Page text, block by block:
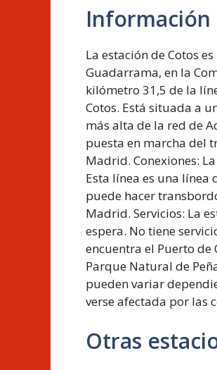
Información
La estación de Cotos
Guadarrama, en la
kilómetro 31,5 de la
Cotos. Está situada a
más alta de la red de
puesta en marcha del
Madrid. Conexiones:
Esta línea es una línea
puede hacer
Madrid. Servicios: La
espera. No tiene
encuentra el Puerto de
Parque Natural de
pueden variar
verse afectada por las
Otras